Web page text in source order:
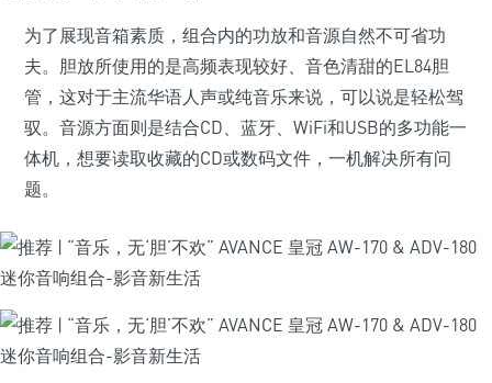
为了展现音箱素质，组合内的功放和音源自然不可省功
夫。胆放所使用的是高频表现较好、音色清甜的EL84胆
管，这对于主流华语人声或纯音乐来说，可以说是轻松驾
驭。音源方面则是结合CD、蓝牙、WiFi和USB的多功能一
体机，想要读取收藏的CD或数码文件，一机解决所有问
题。